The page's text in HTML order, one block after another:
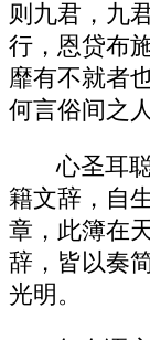
则九君，九
行，恩贷布
靡有不就者
何言俗间之
心圣耳
籍文辞，自
章，此簿在
辞，皆以奏
光明。